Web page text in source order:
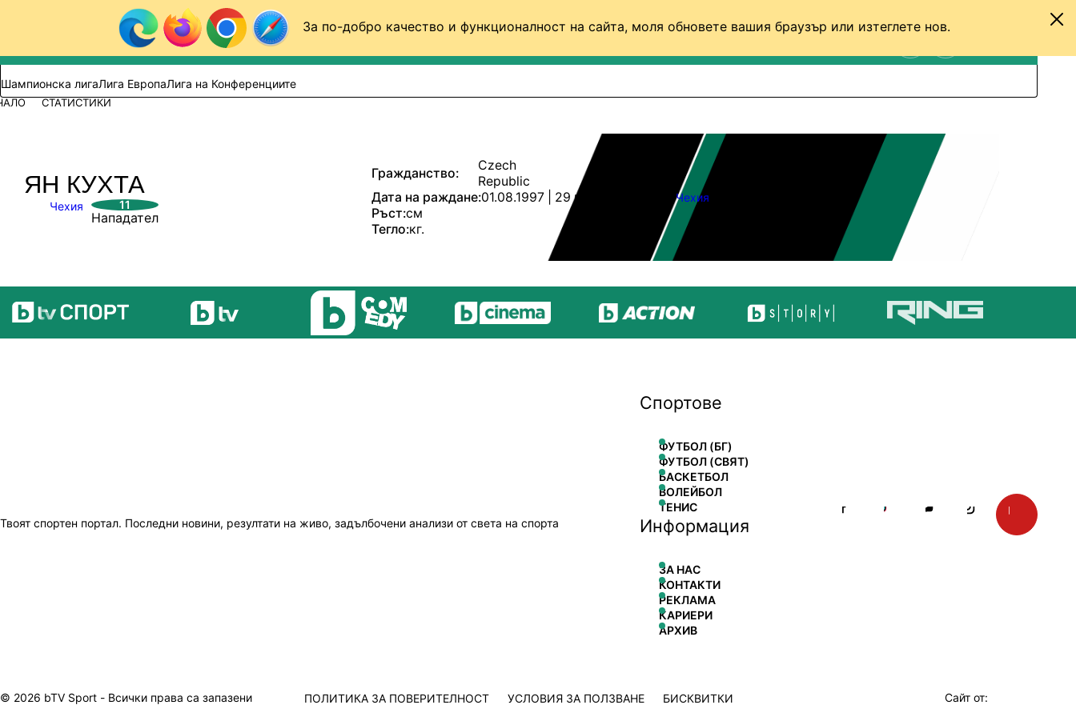
За по-добро качество и функционалност на сайта, моля обновете вашия браузър или изтеглете нов.
Към съдържанието
Търси в сайта
ВИДЕО ФУТБОЛ (БГ)
Шампионска лигаЛига ЕвропаЛига на Конференциите
СТАТИСТИКИ
ЯН КУХТА
Чехия 11
Нападател
Гражданство:
Czech
Republic
Дата на раждане:01.08.1997 | 29 г.
Ръст:см
Тегло:кг.
Чехия
Твоят спортен портал. Последни новини, резултати на живо, задълбочени анализи от света на спорта
Спортове
ФУТБОЛ (БГ)
ФУТБОЛ (СВЯТ)
БАСКЕТБОЛ
ВОЛЕЙБОЛ
ТЕНИС
Информация
ЗА НАС
КОНТАКТИ
РЕКЛАМА
КАРИЕРИ
АРХИВ
© 2026 bTV Sport - Всички права са запазени ПОЛИТИКА ЗА ПОВЕРИТЕЛНОСТ УСЛОВИЯ ЗА ПОЛЗВАНЕ БИСКВИТКИ Сайт от: